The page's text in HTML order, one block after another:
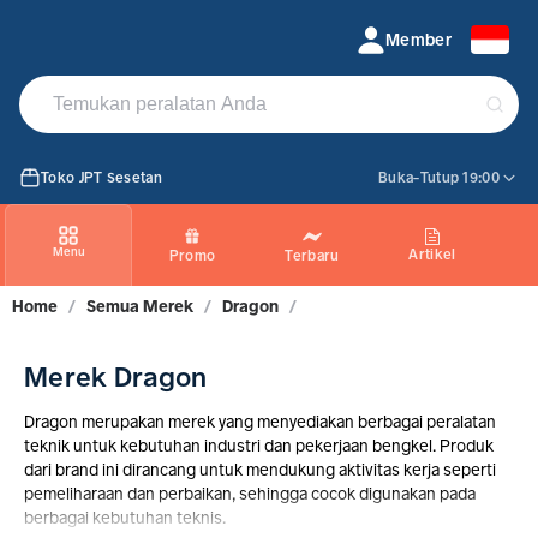
Jual Produk Dragon | PROMO Maret 2026
Member
Toko JPT Sesetan Buka-Tutup 19:00
Menu Promo Terbaru Artikel
Home / Semua Merek / Dragon /
Merek Dragon
Dragon merupakan merek yang menyediakan berbagai peralatan
teknik untuk kebutuhan industri dan pekerjaan bengkel. Produk
dari brand ini dirancang untuk mendukung aktivitas kerja seperti
pemeliharaan dan perbaikan, sehingga cocok digunakan pada
berbagai kebutuhan teknis.